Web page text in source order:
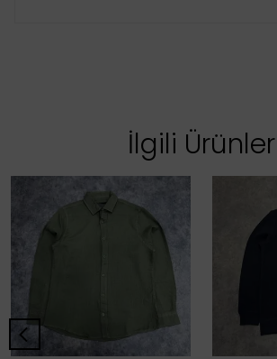
İlgili Ürünler